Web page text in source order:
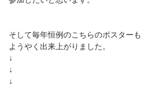
そして毎年恒例のこちらのポスターも
ようやく出来上がりました。
↓
↓
↓